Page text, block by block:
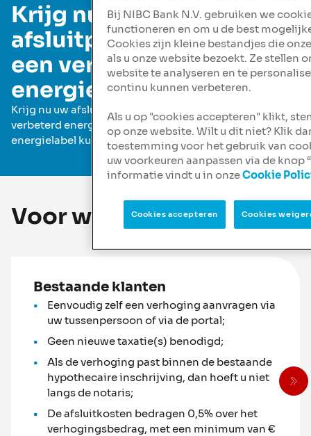
Krijg nu uw
afsluitprovisie terug bij
een verbeterd
energielabel
Krijg nu uw afsluitprovisie terug bij aanlevering van een
verbeterd energielabel. Het aanleveren van een nieuw
energielabel kunt u doen via de
.
Voor wie?
Bestaande klanten
Eenvoudig zelf een verhoging aanvragen via
uw tussenpersoon of via de portal;
Geen nieuwe taxatie(s) benodigd;
Als de verhoging past binnen de bestaande
hypothecaire inschrijving, dan hoeft u niet
langs de notaris;
De afsluitkosten bedragen 0,5% over het
verhogingsbedrag, met een minimum van €
Bij NIBC Bank N.V. gebruiken we
functioneren en om u de best
Cookies zijn kleine bestandjes die
als u onze website bezoekt. Ze stellen
website te analyseren en te
continu kunnen verbeteren.
Als u op "cookies accepteren" klikt,
op onze website. Wilt u dit niet? Klik
toestemming voor het gebruik van
uw voorkeuren aanpassen via de
informatie vindt u in onzeCookie
Cookies accepteren Cookies